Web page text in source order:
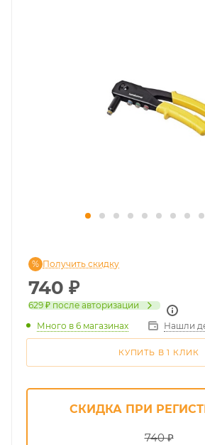
740 ₽
629 ₽ после авторизации
Получить скидку
Много в 6 магазинах Нашли
КУПИТЬ В 1 КЛИК
СКИДКА ПРИ
740 ₽